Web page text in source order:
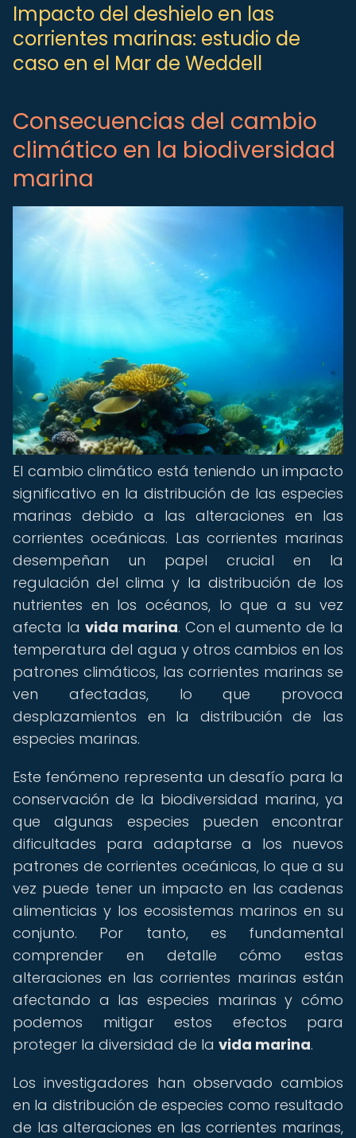
Impacto del deshielo en las
corrientes marinas: estudio de
caso en el Mar de Weddell
Consecuencias del cambio
climático en la biodiversidad
marina
El cambio climático está teniendo un impacto
significativo en la distribución de las especies
marinas debido a las alteraciones en las
corrientes oceánicas. Las corrientes marinas
desempeñan un papel crucial en la
regulación del clima y la distribución de los
nutrientes en los océanos, lo que a su vez
afecta la vida marina. Con el aumento de la
temperatura del agua y otros cambios en los
patrones climáticos, las corrientes marinas se
ven afectadas, lo que provoca
desplazamientos en la distribución de las
especies marinas.
Este fenómeno representa un desafío para la
conservación de la biodiversidad marina, ya
que algunas especies pueden encontrar
dificultades para adaptarse a los nuevos
patrones de corrientes oceánicas, lo que a su
vez puede tener un impacto en las cadenas
alimenticias y los ecosistemas marinos en su
conjunto. Por tanto, es fundamental
comprender en detalle cómo estas
alteraciones en las corrientes marinas están
afectando a las especies marinas y cómo
podemos mitigar estos efectos para
proteger la diversidad de la vida marina.
Los investigadores han observado cambios
en la distribución de especies como resultado
de las alteraciones en las corrientes marinas,